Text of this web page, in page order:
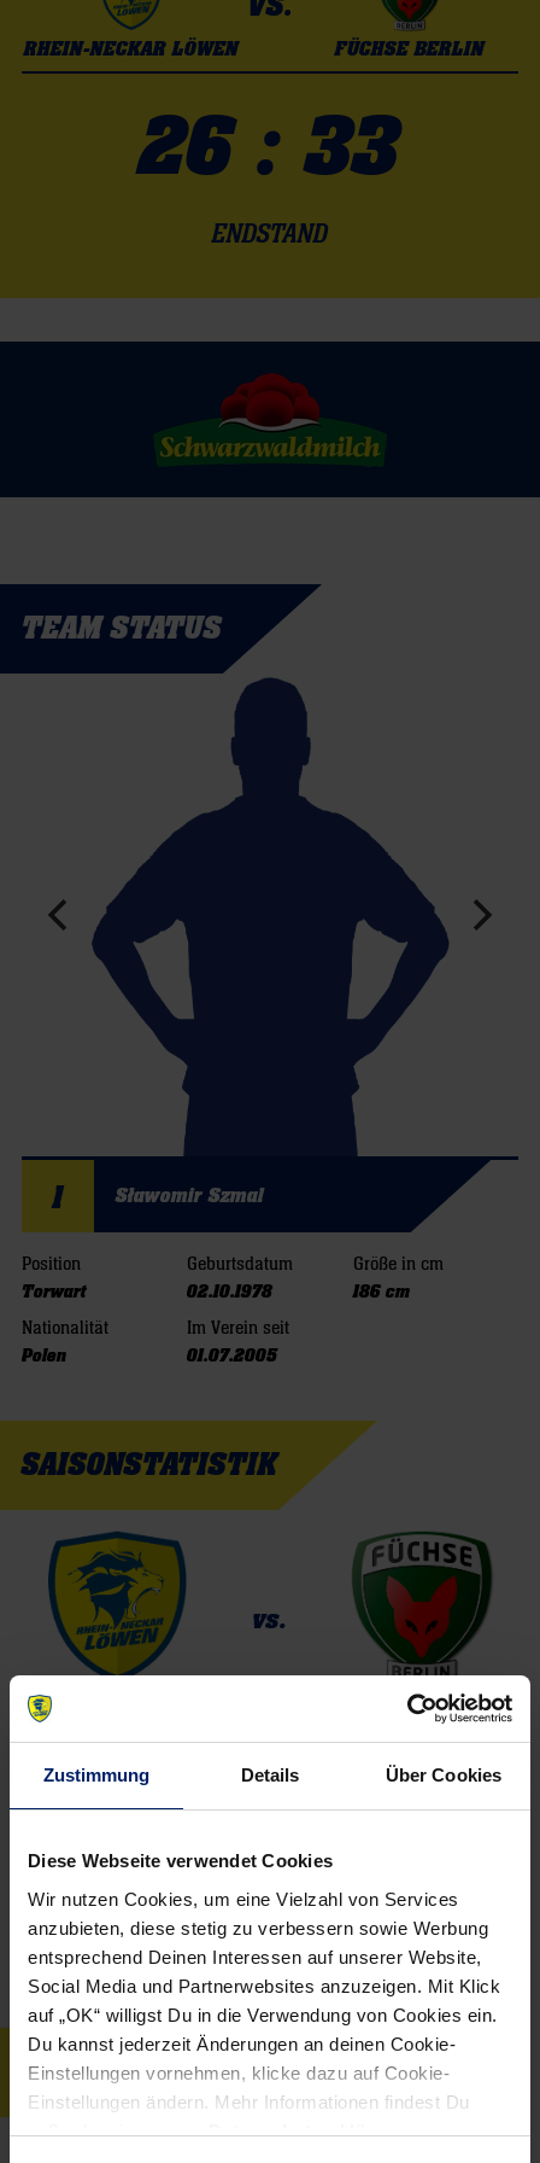
Zustimmung Details Über Cookies
Diese Webseite verwendet Cookies
Wir nutzen Cookies, um eine Vielzahl von Services
anzubieten, diese stetig zu verbessern sowie Werbung
entsprechend Deinen Interessen auf unserer Website,
Social Media und Partnerwebsites anzuzeigen. Mit Klick
auf „OK“ willigst Du in die Verwendung von Cookies ein.
Du kannst jederzeit Änderungen an deinen Cookie-
Einstellungen vornehmen, klicke dazu auf Cookie-
Einstellungen ändern. Mehr Informationen findest Du
außerdem in unsererDatenschutzerklärung.
RHEIN-NECKAR LÖWEN
VS.
FÜCHSE BERLIN
26 : 33
ENDSTAND
TEAM STATUS
1 Sławomir Szmal
Position
Torwart
Geburtsdatum
02.10.1978
Größe in cm
186 cm
Nationalität
Polen
Im Verein seit
01.07.2005
SAISONSTATISTIK
Rhein-Neckar Löwen
vs.
Füchse Berlin
34 Spiele 34
30,79 Tore Ø 28,74
SPIELSTATISTIK